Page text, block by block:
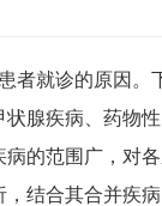
者就诊的原因。
腺疾病、药物
的范围广，对各
结合其合并疾